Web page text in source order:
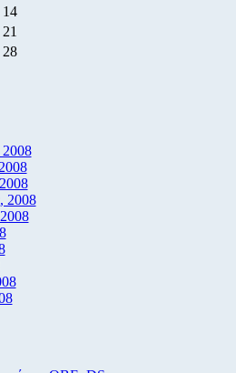
14
21
28
2008
2008